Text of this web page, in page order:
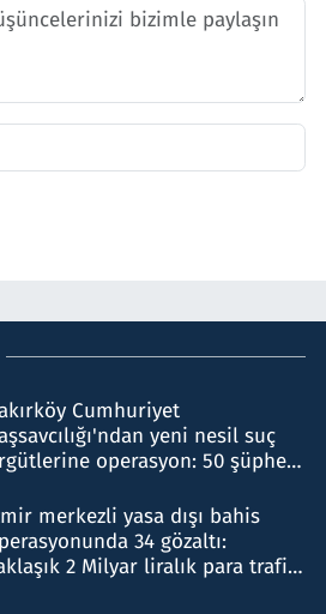
Cumhuriyet
yeni nesil suç
operasyon: 50 şüpheli
merkezli yasa dışı bahis
34 gözaltı:
2 Milyar liralık para trafiği